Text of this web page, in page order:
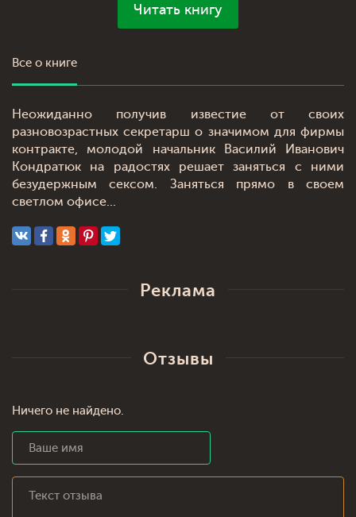
Читать книгу
Все о книге
Неожиданно получив известие от своих
разновозрастных секретарш о значимом для фирмы
контракте, молодой начальник Василий Иванович
Кондратюк на радостях решает заняться с ними
безудержным сексом. Заняться прямо в своем
светлом офисе...
Реклама
Отзывы
Ничего не найдено.